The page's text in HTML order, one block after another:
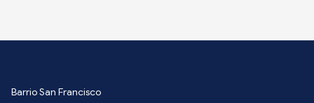
Barrio San Francisco